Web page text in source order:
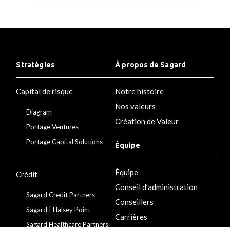
Stratégies
Capital de risque
Diagram
Portage Ventures
Portage Capital Solutions
Crédit
Sagard Credit Partners
Sagard | Halsey Point
Sagard Healthcare Partners
À propos de Sagard
Notre histoire
Nos valeurs
Création de Valeur
Équipe
Équipe
Conseil d’administration
Conseillers
Carrières